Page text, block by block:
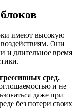
имеют высокую
Они
и длительное время
сред.
и не
даже при
без потери своих